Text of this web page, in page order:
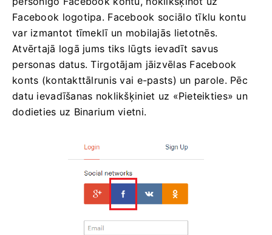
Facebook logotipa. Facebook sociālo tīklu kontu
var izmantot tīmeklī un mobilajās lietotnēs.
Atvērtajā logā jums tiks lūgts ievadīt savus
personas datus. Tirgotājam jāizvēlas Facebook
konts (kontakttālrunis vai e-pasts) un parole. Pēc
datu ievadīšanas noklikšķiniet uz «Pieteikties» un
dodieties uz Binarium vietni.